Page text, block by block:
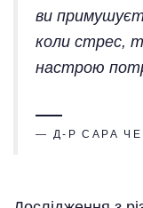
ви
коли стрес,
настрою
— Д-Р САРА